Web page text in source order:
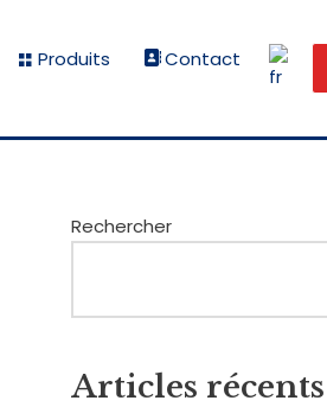
Produits Contact
Rechercher
Articles récents